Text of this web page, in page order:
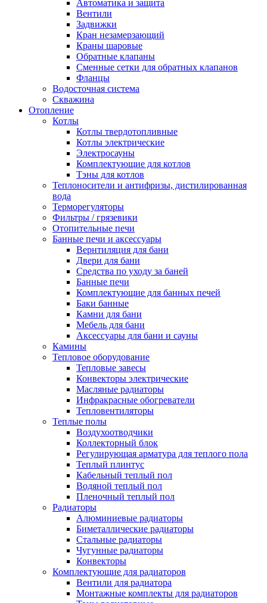
Автоматика и защита
Вентили
Задвижки
Кран незамерзающий
Краны шаровые
Обратные клапаны
Сменные сетки для обратных клапанов
Фланцы
Водосточная система
Скважина
Отопление
Котлы
Котлы твердотопливные
Котлы электрические
Электросауны
Комплектующие для котлов
Тэны для котлов
Теплоносители и антифризы, дистилированная
вода
Терморегуляторы
Фильтры / грязевики
Отопительные печи
Банные печи и аксессуары
Вернтиляция для бани
Двери для бани
Средства по уходу за баней
Банные печи
Комплектующие для банных печей
Баки банные
Камни для бани
Мебель для бани
Аксессуары для бани и сауны
Камины
Тепловое оборудование
Тепловые завесы
Конвекторы электрические
Масляные радиаторы
Инфракрасные обогреватели
Тепловентиляторы
Теплые полы
Воздухоотводчики
Коллекторный блок
Регулирующая арматура для теплого пола
Теплый плинтус
Кабельный теплый пол
Водяной теплый пол
Пленочный теплый пол
Радиаторы
Алюминиевые радиаторы
Биметаллические радиаторы
Стальные радиаторы
Чугунные радиаторы
Конвекторы
Комплектующие для радиаторов
Вентили для радиатора
Монтажные комплекты для радиаторов